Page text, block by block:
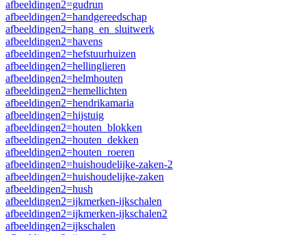
afbeeldingen2=gudrun
afbeeldingen2=handgereedschap
afbeeldingen2=hang_en_sluitwerk
afbeeldingen2=havens
afbeeldingen2=hefstuurhuizen
afbeeldingen2=hellinglieren
afbeeldingen2=helmhouten
afbeeldingen2=hemellichten
afbeeldingen2=hendrikamaria
afbeeldingen2=hijstuig
afbeeldingen2=houten_blokken
afbeeldingen2=houten_dekken
afbeeldingen2=houten_roeren
afbeeldingen2=huishoudelijke-zaken-2
afbeeldingen2=huishoudelijke-zaken
afbeeldingen2=hush
afbeeldingen2=ijkmerken-ijkschalen
afbeeldingen2=ijkmerken-ijkschalen2
afbeeldingen2=ijkschalen